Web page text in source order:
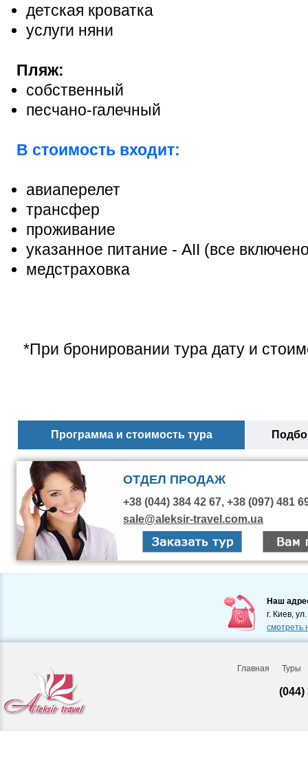
детская кроватка
услуги няни
Пляж:
собственный
песчано-галечный
В стоимость входит:
авиаперелет
трансфер
проживание
указанное питание - АІІ (все
медстраховка
*При бронировании тура дату и
Программа и стоимость тура
ОТДЕЛ ПРОДАЖ
+38 (044) 384 42 67, +38 (097) 481
sale@aleksir-travel.com.ua
Наш
г. Киев,
смотреть
Главная Туры
(044)